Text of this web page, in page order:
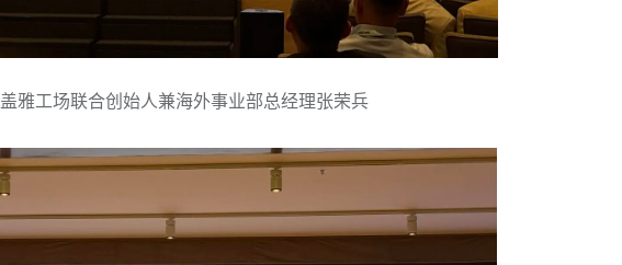
盖雅工场联合创始人兼海外事业部总经理张荣兵